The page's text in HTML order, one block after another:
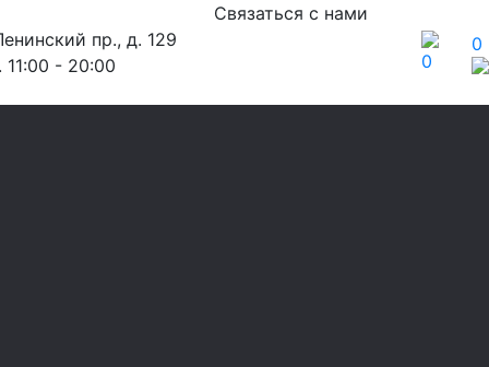
пр., д. 129
- 20:00
Связаться с нами
0
0